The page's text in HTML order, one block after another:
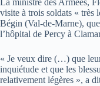
La ministre des Armées,
visite à trois soldats « très
Bégin (Val-de-Marne),
l’hôpital de Percy à
« Je veux dire (…) que
inquiétude et que les
relativement légères », a